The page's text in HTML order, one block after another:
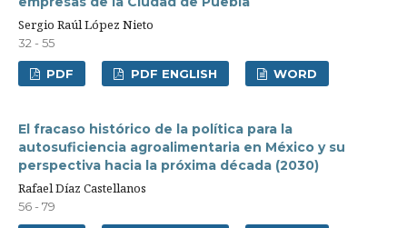
Sergio Raúl López Nieto
32 - 55
PDF PDF ENGLISH WORD
El fracaso histórico de la política para la
autosuficiencia agroalimentaria en México y su
perspectiva hacia la próxima década (2030)
Rafael Díaz Castellanos
56 - 79